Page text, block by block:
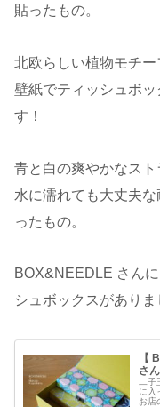
貼ったもの。
北欧らしい植物モチー
壁紙でティッシュボ
す！
青と白の爽やかなスト
水に濡れても大丈夫
ったもの。
BOX&NEEDLE さん
シュボックスがありま
【
さ
二子
に入
お店